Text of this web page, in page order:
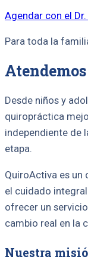
Agendar con el
Para toda la
Desde niños y
quiropráctica
independiente de
etapa.
QuiroActiva es
el cuidado
ofrecer un
cambio real en la
Nuestra